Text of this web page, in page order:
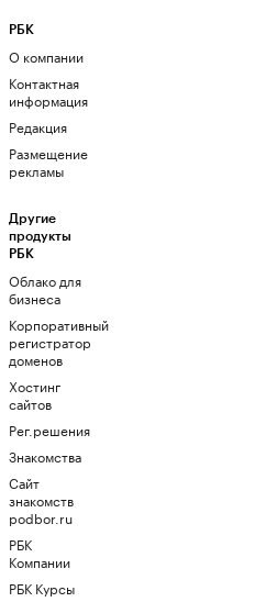
РБК
О компании
Контактная
информация
Редакция
Размещение
рекламы
Другие
продукты
РБК
Облако для
бизнеса
Корпоративный
регистратор
доменов
Хостинг
сайтов
Рег.решения
Знакомства
Сайт
знакомств
podbor.ru
РБК
Компании
РБК Курсы